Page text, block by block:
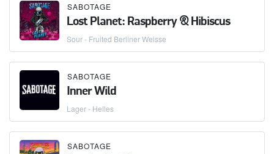
SABOTAGE
Lost Planet: Raspberry & Hibiscus
Sour - Fruited Berliner Weisse
SABOTAGE
Inner Wild
Lager - Helles
SABOTAGE